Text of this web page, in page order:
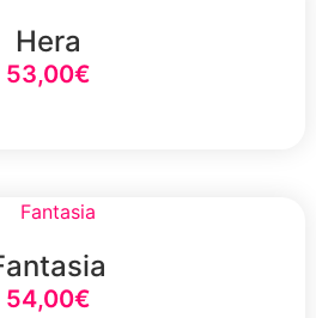
Hera
53,00€
54,00€